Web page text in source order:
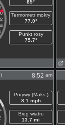
85°
Termometr mokry
77.0°
Punkt rosy
75.7°
8:52 am
Porywy (Maks.)
8.1 mph
Bieg wiatru
13.7 mi